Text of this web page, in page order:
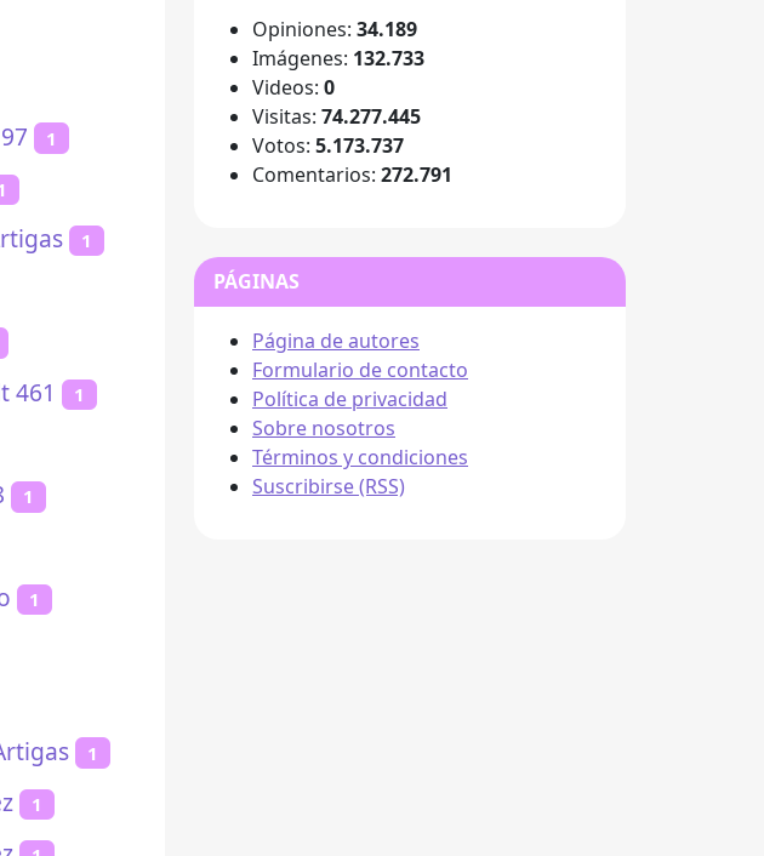
1
1
461 1
1
1
1
1
Opiniones: 34.189
Imágenes: 132.733
Videos: 0
Visitas: 74.277.445
Votos: 5.173.737
Comentarios: 272.791
PÁGINAS
Página de autores
Formulario de contacto
Política de privacidad
Sobre nosotros
Términos y condiciones
Suscribirse (RSS)